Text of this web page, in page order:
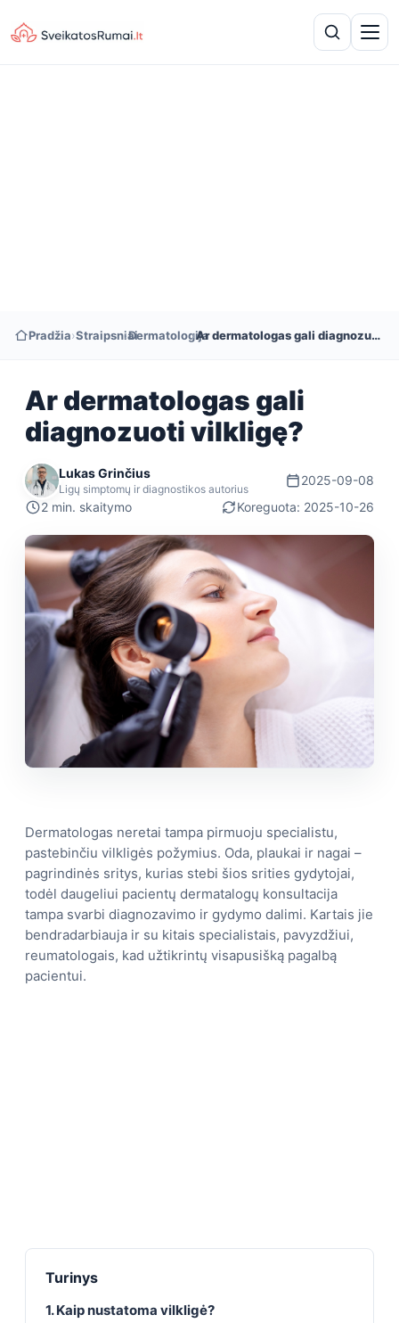
Pradžia›Straipsniai
›Dermatologija
› Ar dermatologas gali diagnozuoti vilkligę?
Ar dermatologas gali
diagnozuoti vilkligę?
Lukas Grinčius
Ligų simptomų ir diagnostikos autorius
2025-09-08
2 min. skaitymo
Koreguota: 2025-10-26
Dermatologas neretai tampa pirmuoju specialistu,
pastebinčiu vilkligės požymius. Oda, plaukai ir nagai –
pagrindinės sritys, kurias stebi šios srities gydytojai,
todėl daugeliui pacientų dermatalogų konsultacija
tampa svarbi diagnozavimo ir gydymo dalimi. Kartais jie
bendradarbiauja ir su kitais specialistais, pavyzdžiui,
reumatologais, kad užtikrintų visapusišką pagalbą
pacientui.
Turinys
1. Kaip nustatoma vilkligė?